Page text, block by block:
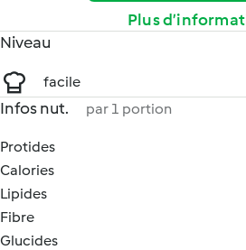
Plus
Niveau
facile
Infos nut. par 1 portion
Protides
Calories
Lipides
Fibre
Glucides